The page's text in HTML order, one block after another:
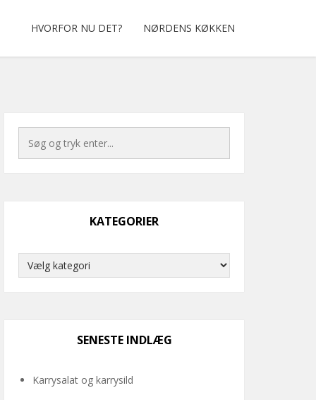
HVORFOR NU DET? NØRDENS KØKKEN
KATEGORIER
Kategorier
SENESTE INDLÆG
Karrysalat og karrysild